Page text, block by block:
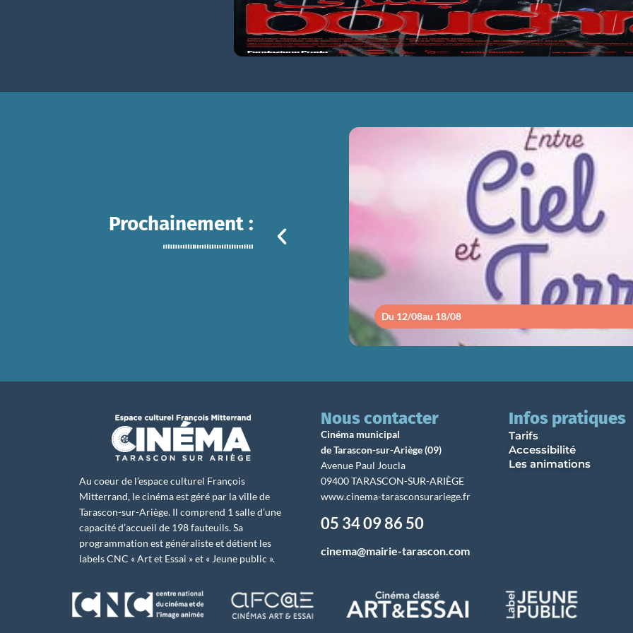
Prochainement :
Du 12/08au 18/08
ENTRE CIEL ET
Au coeur de l’espace culturel François
Mitterrand, le cinéma est géré par la ville de
Tarascon-sur-Ariège. Il comprend 1 salle d’une
capacité d’accueil de 198 fauteuils. Sa
programmation est généraliste et détient les
labels CNC « Art et Essai » et « Jeune public ».
Nous contacter
Cinéma municipal
de Tarascon-sur-Ariège (09)
Avenue Paul Joucla
09400 TARASCON-SUR-ARIÈGE
www.cinema-tarasconsurariege.fr
05 34 09 86 50
cinema@mairie-tarascon.com
Infos pratiques
Tarifs
Accessibilité
Les animations